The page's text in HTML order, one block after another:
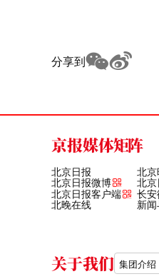
分享到
京报媒体矩阵
北京日报 北京
北京日报微博 北
北京日报客户端
长
北晚在线 新
关于我们 集团介绍